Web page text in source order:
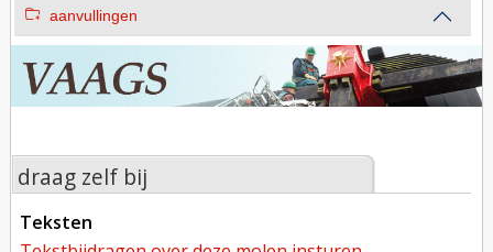
aanvullingen
draag zelf bij
teksten